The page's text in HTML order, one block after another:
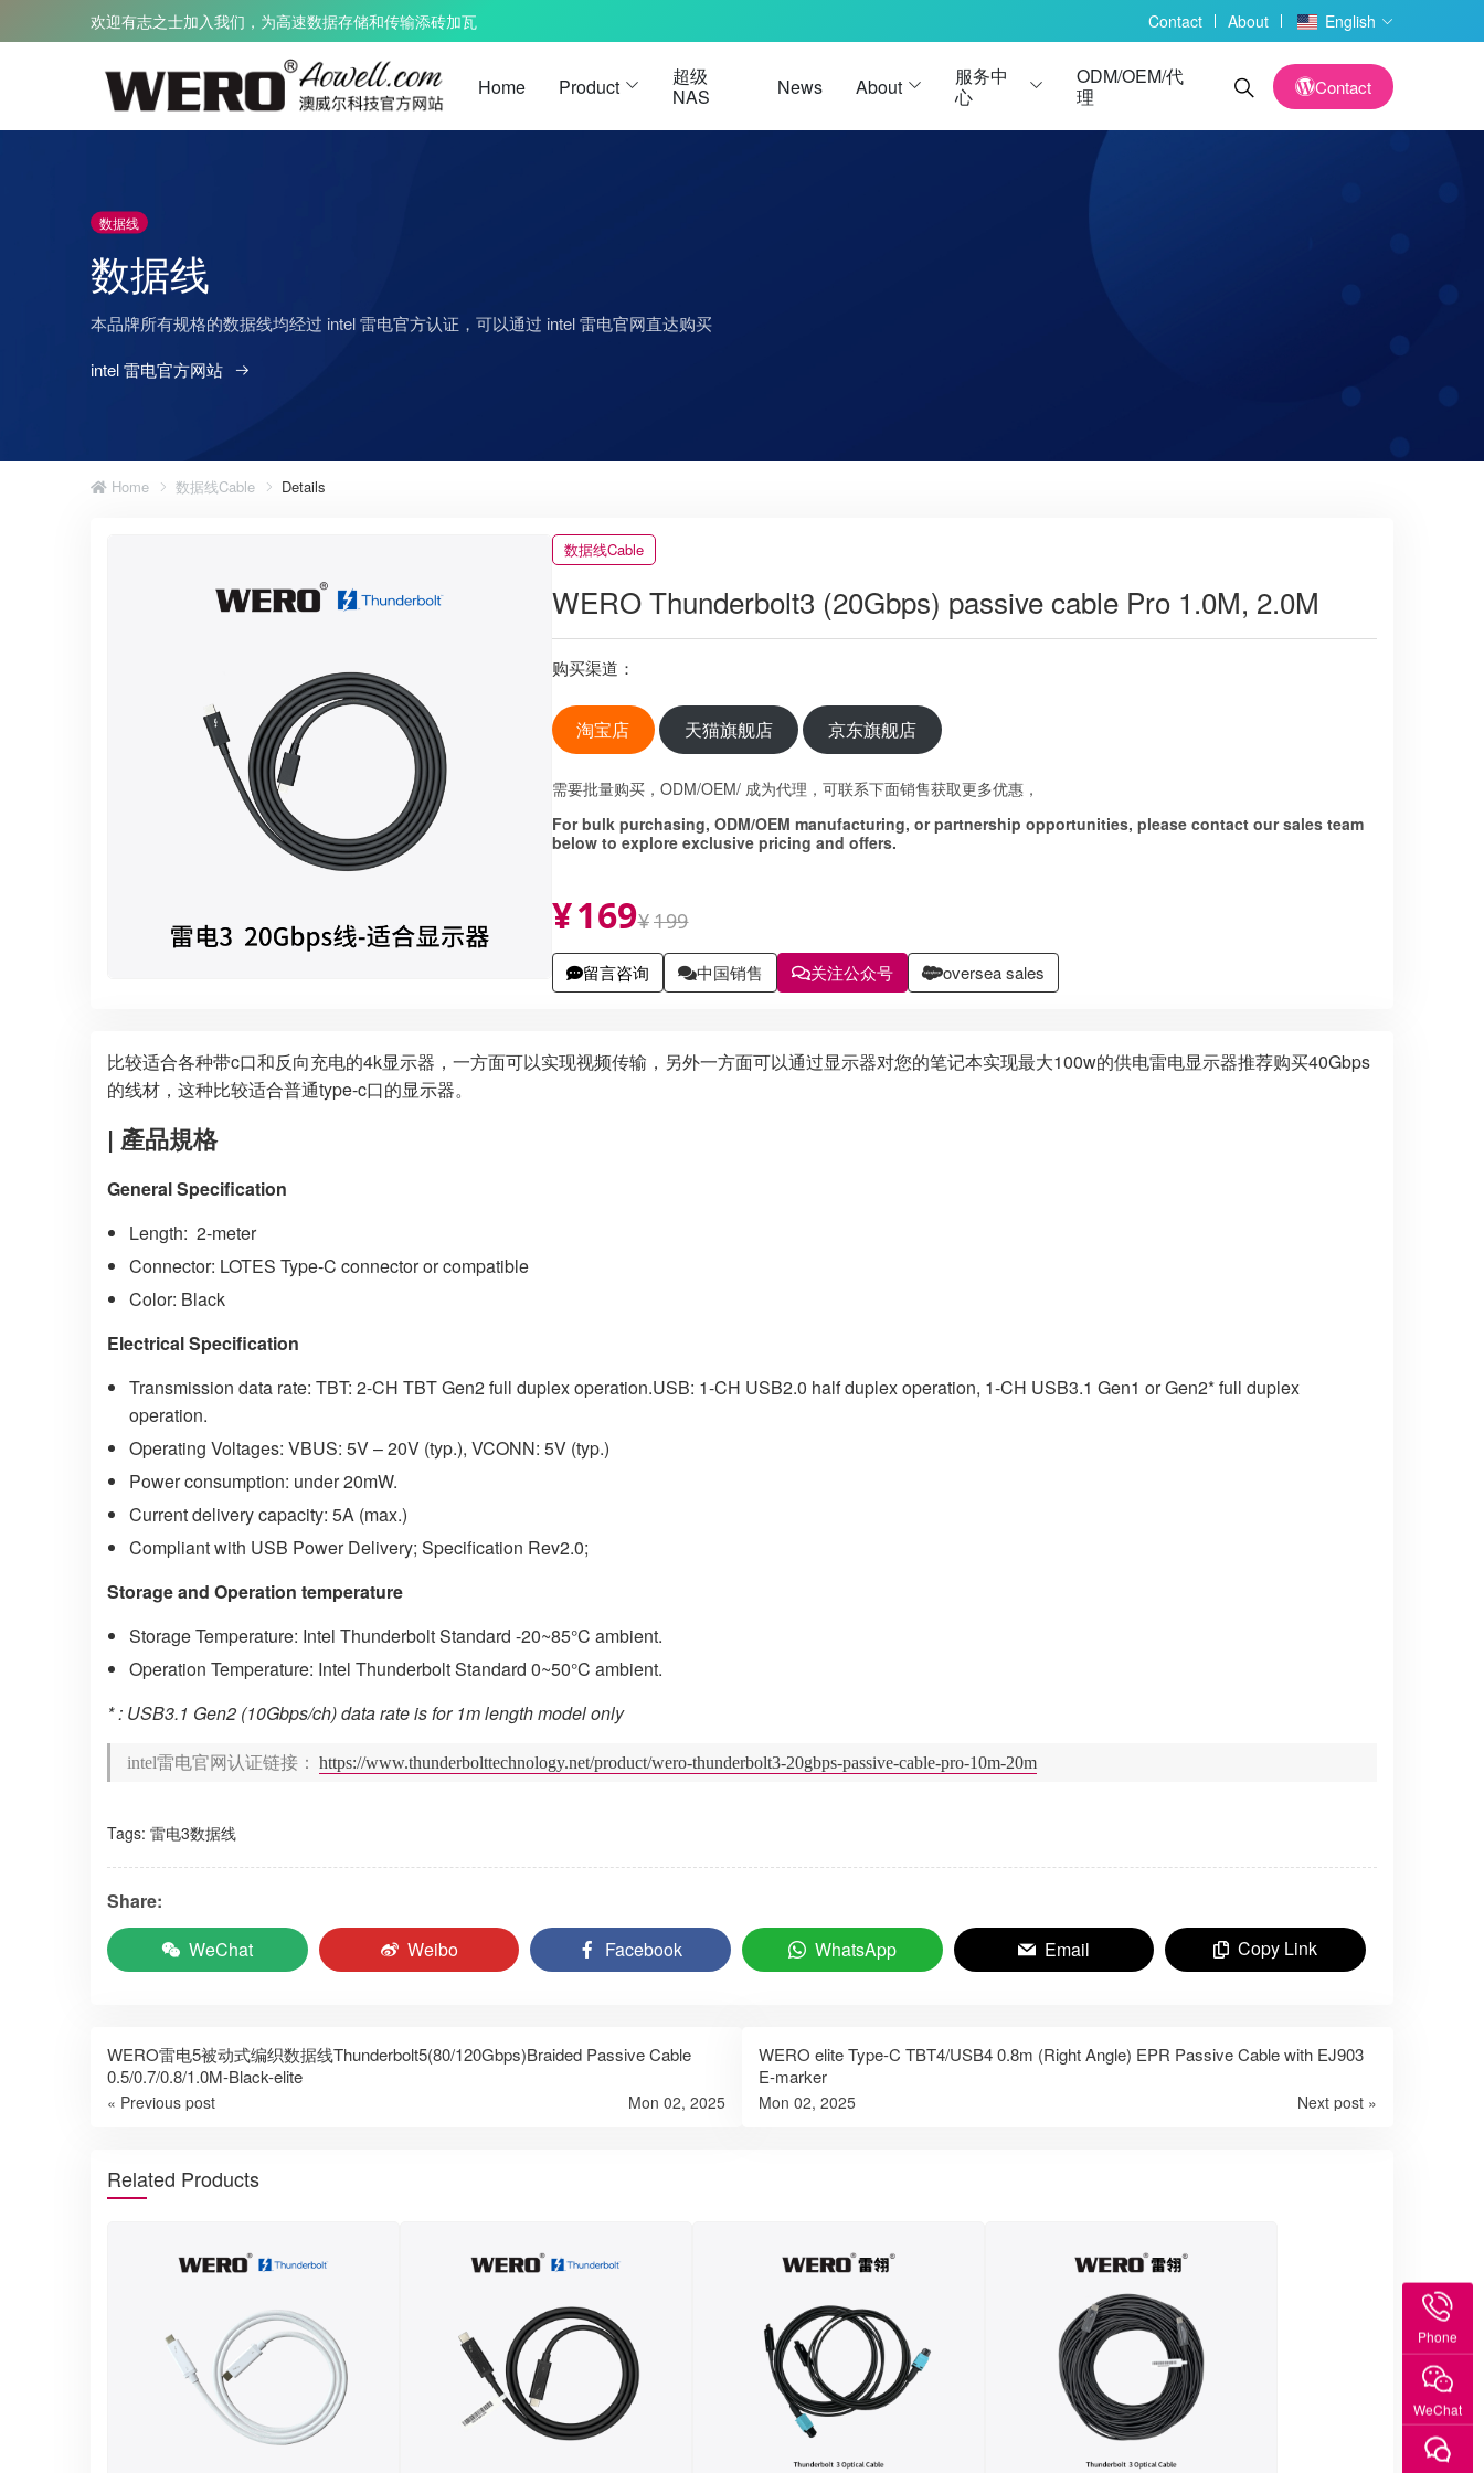
欢迎有志之士加入我们，为高速数据存储和传输添砖加瓦 Contact About English
Home Product
雷电 3 扩展坞
雷电 4 扩展坞
雷电 5 扩展坞
雷电 3 转Pcie
雷电 5 转PCIe
雷电光纤AOC
M.2硬盘盒
超级
NAS
News About
服务中
心
ODM/OEM/代
理
Contact
数据线
数据线
本品牌所有规格的数据线均经过 intel 雷电官方认证，可以通过 intel 雷电官网直达购买
intel 雷电官方网站
Home 数据线Cable Details
数据线Cable
WERO Thunderbolt3 (20Gbps) passive cable Pro 1.0M, 2.0M
购买渠道：
淘宝店 天猫旗舰店 京东旗舰店
需要批量购买，ODM/OEM/ 成为代理，可联系下面销售获取更多优惠，
For bulk purchasing, ODM/OEM manufacturing, or partnership opportunities, please contact our sales team
below to explore exclusive pricing and offers.
¥169¥199
留言咨询 中国销售 关注公众号 oversea sales
比较适合各种带c口和反向充电的4k显示器，一方面可以实现视频传输，另外一方面可以通过显示器对您的笔记本实现最大100w的供电雷电显示器推荐购买40Gbps
的线材，这种比较适合普通type-c口的显示器。
| 產品規格
General Specification
Length: 2-meter
Connector: LOTES Type-C connector or compatible
Color: Black
Electrical Specification
Transmission data rate: TBT: 2-CH TBT Gen2 full duplex operation.USB: 1-CH USB2.0 half duplex operation, 1-CH USB3.1 Gen1 or Gen2* full duplex
operation.
Operating Voltages: VBUS: 5V – 20V (typ.), VCONN: 5V (typ.)
Power consumption: under 20mW.
Current delivery capacity: 5A (max.)
Compliant with USB Power Delivery; Specification Rev2.0;
Storage and Operation temperature
Storage Temperature: Intel Thunderbolt Standard -20~85°C ambient.
Operation Temperature: Intel Thunderbolt Standard 0~50°C ambient.
* : USB3.1 Gen2 (10Gbps/ch) data rate is for 1m length model only
intel雷电官网认证链接： https://www.thunderbolttechnology.net/product/wero-thunderbolt3-20gbps-passive-cable-pro-10m-20m
Tags: 雷电3数据线
Share:
WeChat
Weibo Facebook WhatsApp Email Copy Link
WERO雷电5被动式编织数据线Thunderbolt5(80/120Gbps)Braided Passive Cable
0.5/0.7/0.8/1.0M-Black-elite
« Previous post Mon 02, 2025
WERO elite Type-C TBT4/USB4 0.8m (Right Angle) EPR Passive Cable with EJ903
E-marker
Next post »
Mon 02, 2025
Related Products
Phone
WeChat